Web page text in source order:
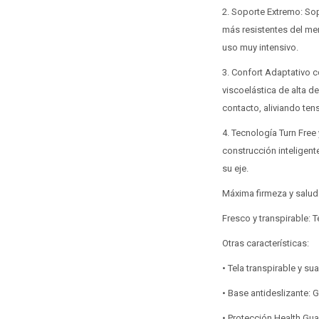
2. Soporte Extremo:
más resistentes del
uso muy intensivo.
3. Confort Adaptativo
viscoelástica de alta
contacto, aliviando
4. Tecnología Turn
construcción
su eje.
Máxima firmeza y
Fresco y transpirable:
Otras características:
• Tela transpirable y
• Base antideslizante: